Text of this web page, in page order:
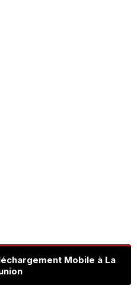
Mobile à La